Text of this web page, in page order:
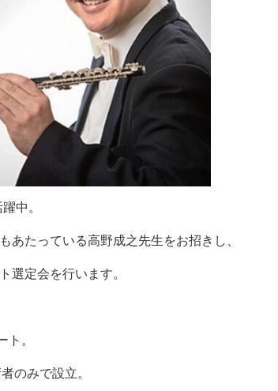
中。
たっている高野成之先生をお招きし、
選定会を行います。
。
のみで設立。